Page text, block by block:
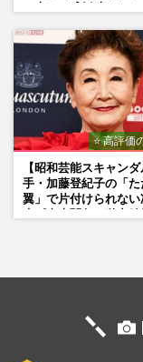
⭐ 高評価
【昭和芸能スキャン
手・加藤登紀子の「た
翼」で片付けられない